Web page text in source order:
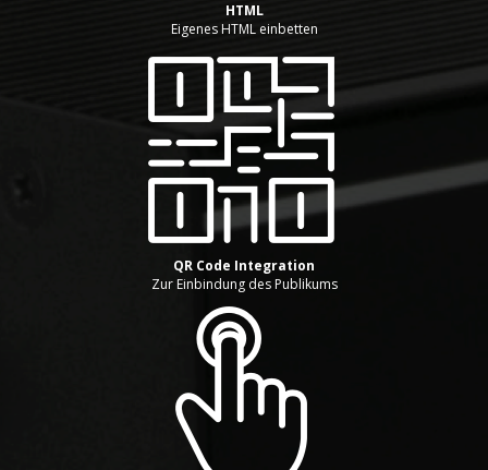
HTML
Eigenes HTML einbetten
QR Code Integration
Zur Einbindung des Publikums